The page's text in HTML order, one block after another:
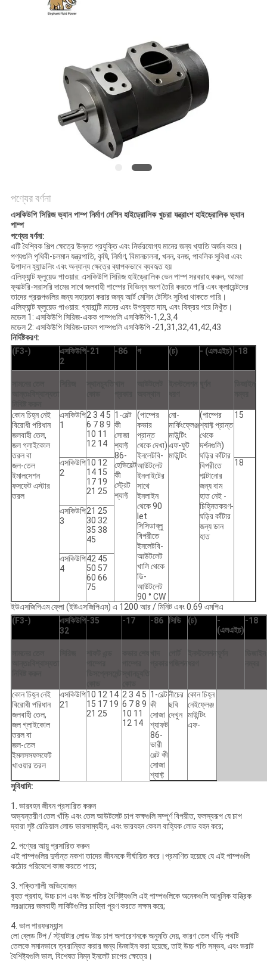
PRIVACY
পণ্যের বর্ণনা
এসকিউপি সিরিজ ভ্যান পাম্প নির্মাণ মেশিন হাইড্রোলিক খুচরা যন্ত্রাংশ হাইড্রোলিক ভ্যান
পাম্প
পণ্যের বর্ণনা:
এটি বৈশ্বিক শিল্প ক্ষেত্রে উন্নত প্রযুক্তি এবং নির্ভরযোগ্য মানের জন্য খ্যাতি অর্জন করে।
পণ্যগুলি পৃথিবী-চলমান যন্ত্রপাতি, কৃষি, নির্মাণ, বিমানচালনা, খনন, বনজ, পাবলিক সুবিধা এবং
উপাদান হ্যান্ডলিং এবং অন্যান্য ক্ষেত্রে ব্যাপকভাবে ব্যবহৃত হয়
এলিফ্যান্ট ফ্লুয়েড পাওয়ার: এসকিউপি সিরিজ হাইড্রোলিক ভেন পাম্প সরবরাহ করুন, আমরা
ফ্যাক্টরি-সরাসরি দামের সাথে জলবাহী পাম্পের বিভিন্ন অংশ তৈরি করতে পারি এবং ক্লায়েন্টদের
তাদের প্রকল্পগুলির জন্য সহায়তা করার জন্য আর্ট মেশিন টেস্টিং সুবিধা থাকতে পারি।
এলিফ্যান্ট ফ্লুয়েড পাওয়ার: গ্যারান্টি মানের এবং উপযুক্ত দাম, এবং বিক্রয় পরে নিখুঁত।
মডেল 1: এসকিউপি সিরিজ-একক পাম্পগুলি এসকিউপি-1,2,3,4
মডেল 2: এসকিউপি সিরিজ-ডাবল পাম্পগুলি এসকিউপি -21,31,32,41,42,43
নির্দিষ্টকরণ:
(F3-)
এসকিউপি
2
-21 -86 গ (চ) - (এলএইচ) -18
খাদ
কোন চিহ্ন নেই
বিরোধী পরিধান
জলবাহী তেল,
জল গ্লাইকোল
তরল বা
জল-তেল
ইমালসেশন
ফসফেট এস্টার
তরল
এসকিউপি
1
2 3 4 5
6 7 8 9
10 11
12 14
1-বেল্ট
কী
সোজা
শ্যাফ্ট
86-
হেভিবেল্ট
কী
স্ট্রেট
শ্যাফ্ট
(পাম্পের
কভার
প্রান্ত
থেকে দেখা)
ইনলেটবি-
আউটলেট
ইনলাইটের
সাথে
ইনলাইন
থেকে 90
let
সিসিডাব্লু
বিপরীতে
ইনলেটবি-
আউটলেট
খালি থেকে
ডি-
আউটলেট
90 ° CW
নো-
মার্কিংফ্লেঞ্জ
মাউন্টিং
এফ-ফুট
মাউন্টিং
(পাম্পের
শ্যাফ্ট প্রান্ত
থেকে
দর্শনগুলি)
ঘড়ির কাঁটার
বিপরীতে
পাল্টানোর
জন্য বাম
হাত নেই -
চিহ্নিতকরণ-
ঘড়ির কাঁটার
জন্য ডান
হাত
15
এসকিউপি
2
10 12
14 15
17 19
21 25
18
এসকিউপি
3
21 25
30 32
35 38
45
এসকিউপি
4
42 45
50 57
60 66
75
ইউএসজিপিএম ফ্লো (ইউএসজিপিএম) এ 1200 আর / মিনিট এবং 0.69 এমপিএ
(F3-)
এসকিউপি
32
-35 -17 -86 সিডি (চ)
-
(এলএইচ)
-18
ধরণ
ঘূর্ণন
কোন চিহ্ন নেই
বিরোধী পরিধান
জলবাহী তেল,
জল গ্লাইকোল
তরল বা
জল-তেল
ইমলসসফসফেট
খাওয়ার তরল
এসকিউপি
21
10 12 14
15 17 19
21 25
2 3 4 5
6 7 8 9
10 11
12 14
1-বেল্ট
কী
সোজা
শ্যাফট
86-
ভারী
বেল্ট কী
সোজা
শ্যাফ্ট
নীচের
ছবি
দেখুন
কোন চিহ্ন
নেইফ্লেঞ্জ
মাউন্টিং
এফ-
সুবিধাদি:
1. ভারবহন জীবন প্রসারিত করুন
অভ্যন্তরীণ তেল খাঁড়ি এবং তেল আউটলেট চাপ কক্ষগুলি সম্পূর্ণ বিপরীত, ফলস্বরূপ যে চাপ
দ্বারা সৃষ্ট রেডিয়াল লোড ভারসাম্যহীন, এবং ভারবহন কেবল বাহ্যিক লোড বহন করে;
2. পণ্যের আয়ু প্রসারিত করুন
এই পাম্পগুলির দুর্দান্ত নকশা তাদের জীবনকে দীর্ঘায়িত করে।প্রমাণিত হয়েছে যে এই পাম্পগুলি
কঠোর পরিবেশে কাজ করতে পারে;
3. শক্তিশালী অভিযোজন
বৃহত প্রবাহ, উচ্চ চাপ এবং উচ্চ গতির বৈশিষ্ট্যগুলি এই পাম্পগুলিকে অনেকগুলি আধুনিক যান্ত্রিক
সরঞ্জামের জলবাহী সার্কিটগুলির চাহিদা পূরণ করতে সক্ষম করে;
4. ভাল পারফরম্যান্স
লো ব্লেড টিপ / স্ট্যাটার লোড উচ্চ চাপ অপারেশনকে অনুমতি দেয়, কারণ তেল খাঁড়ি পথটি
তেলকে সমানভাবে ত্বরান্বিত করার জন্য ডিজাইন করা হয়েছে, তাই উচ্চ গতি সম্ভব, এবং ভরাট
বৈশিষ্ট্যগুলি ভাল, বিশেষত নিম্ন ইনলেট চাপের ক্ষেত্রে।